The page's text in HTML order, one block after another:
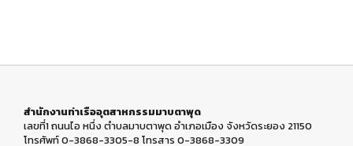
สำนักงานท่าเรืออุตสาหกรรมมาบตาพุด
เลขที่1 ถนนไอ หนึ่ง ตำบลมาบตาพุด อำเภอเมือง จังหวัดระยอง 21150
โทรศัพท์ 0-3868-3305-8 โทรสาร 0-3868-3309